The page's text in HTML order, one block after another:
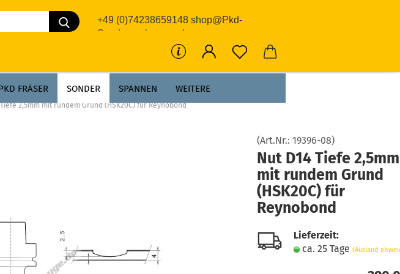
Suche...+49 (0)74238659148 shop@Pkd-
Sonderwerkzeuge.de
FRÄSER SONDER SPANNEN WEITERE
2,5mm mit rundem Grund (HSK20C) für Reynobond
(Art.Nr.: 19396-08)
Nut D14 Tiefe 2,5mm
mit rundem Grund
(HSK20C) für
Reynobond
Lieferzeit:
ca. 25 Tage (Ausland